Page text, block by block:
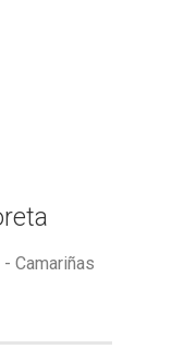
Camariñas